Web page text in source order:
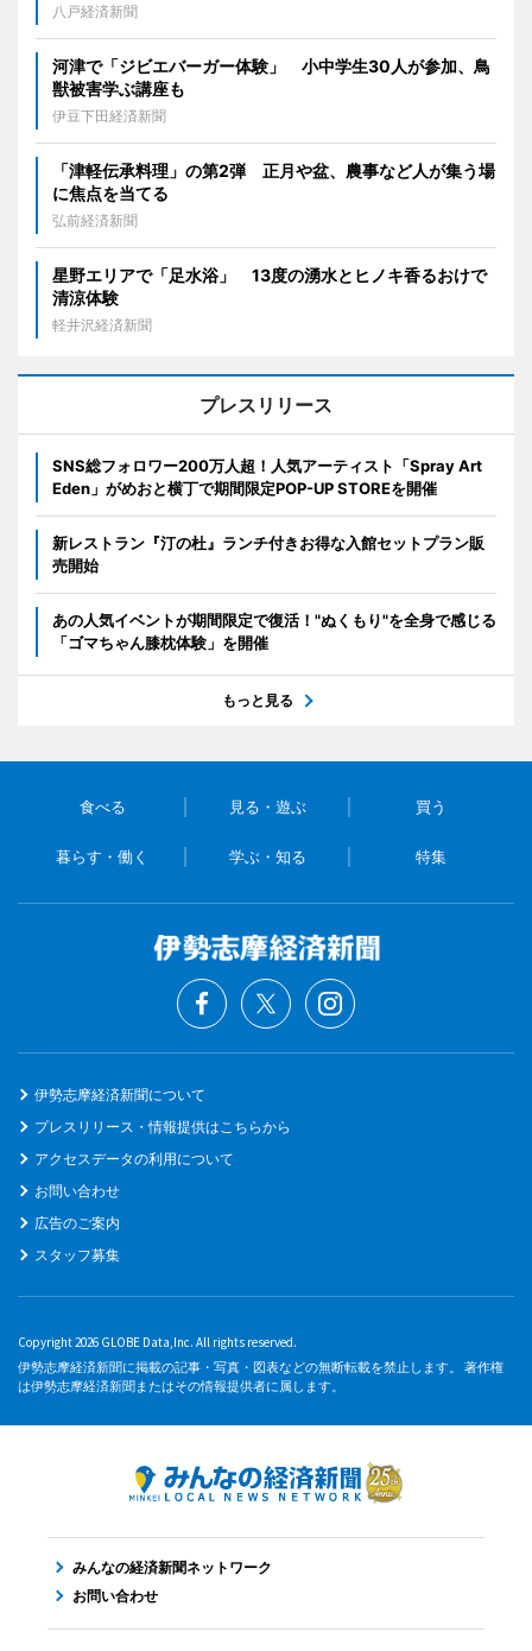
八戸経済新聞
河津で「ジビエバーガー体験」 小中学生30人が参加、鳥
獣被害学ぶ講座も
伊豆下田経済新聞
「津軽伝承料理」の第2弾 正月や盆、農事など人が集う場
に焦点を当てる
弘前経済新聞
星野エリアで「足水浴」 13度の湧水とヒノキ香るおけで
清涼体験
軽井沢経済新聞
プレスリリース
SNS総フォロワー200万人超！人気アーティスト「Spray Art
Eden」がめおと横丁で期間限定POP-UP STOREを開催
新レストラン『汀の杜』ランチ付きお得な入館セットプラン販
売開始
あの人気イベントが期間限定で復活！"ぬくもり"を全身で感じる
「ゴマちゃん膝枕体験」を開催
もっと見る
食べる 見る・遊ぶ 買う
暮らす・働く 学ぶ・知る 特集
伊勢志摩経済新聞について
プレスリリース・情報提供はこちらから
アクセスデータの利用について
お問い合わせ
広告のご案内
スタッフ募集
Copyright 2026 GLOBE Data,Inc. All rights reserved.
伊勢志摩経済新聞に掲載の記事・写真・図表などの無断転載を禁止します。 著作権
は伊勢志摩経済新聞またはその情報提供者に属します。
みんなの経済新聞ネットワーク
お問い合わせ